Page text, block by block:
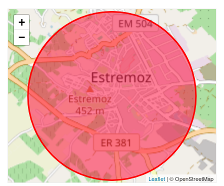
+
−
Leaflet | © OpenStreetMap